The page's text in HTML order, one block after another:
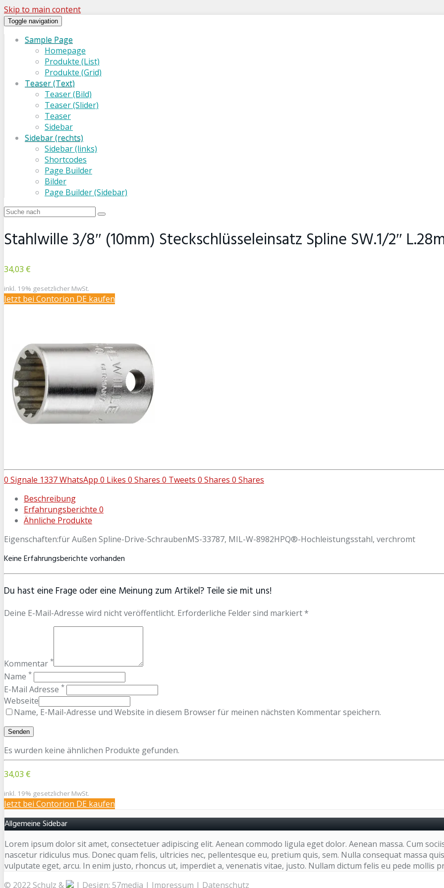
Skip to main content
Toggle navigation
Sample Page
Homepage
Produkte (List)
Produkte (Grid)
Teaser (Text)
Teaser (Bild)
Teaser (Slider)
Teaser
Sidebar
Sidebar (rechts)
Sidebar (links)
Shortcodes
Page Builder
Bilder
Page Builder (Sidebar)
Stahlwille 3/8″ (10mm) Steckschlüsseleinsatz Spline SW.1/2″
34,03 €
inkl. 19% gesetzlicher MwSt.
Jetzt bei Contorion DE kaufen
0 Signale 1337WhatsApp 0 Likes 0 Shares 0 Tweets 0 Shares 0 Shares
Beschreibung
Erfahrungsberichte 0
Ähnliche Produkte
Eigenschaften:für Außen Spline-Drive-SchraubenMS-33787, MIL-W-8982HPQ®-Hochleistungsstahl, verchromt
Keine Erfahrungsberichte vorhanden
Du hast eine Frage oder eine Meinung zum Artikel? Teile sie mit uns!
Deine E-Mail-Adresse wird nicht veröffentlicht. Erforderliche Felder sind markiert *
Kommentar *
Name *
E-Mail Adresse *
Webseite
Name, E-Mail-Adresse und Website in diesem Browser für meinen nächsten Kommentar speichern.
Es wurden keine ähnlichen Produkte gefunden.
34,03 €
inkl. 19% gesetzlicher MwSt.
Jetzt bei Contorion DE kaufen
Allgemeine Sidebar
Lorem ipsum dolor sit amet, consectetuer adipiscing elit. Aenean commodo ligula eget dolor. Aenean massa. Cum
nascetur ridiculus mus. Donec quam felis, ultricies nec, pellentesque eu, pretium quis, sem. Nulla consequat massa
vulputate eget, arcu. In enim justo, rhoncus ut, imperdiet a, venenatis vitae, justo. Nullam dictum felis eu pede mollis
© 2022 Schulz &
| Design: 57media | Impressum | Datenschutz